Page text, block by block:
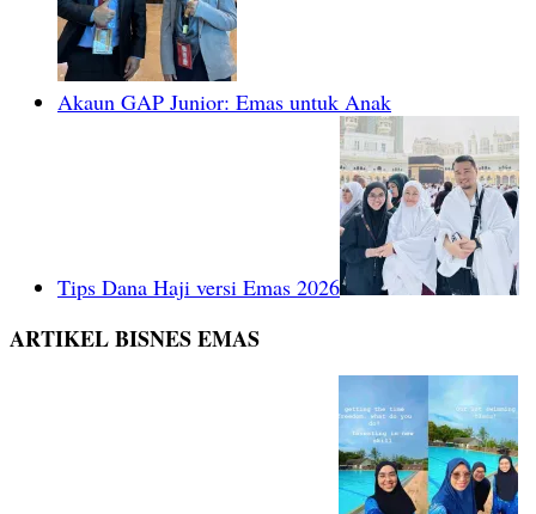
Akaun GAP Junior: Emas untuk Anak
Tips Dana Haji versi Emas 2026
ARTIKEL BISNES EMAS